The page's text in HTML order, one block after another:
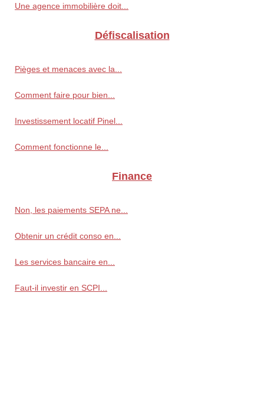
Une agence immobilière doit...
Défiscalisation
Pièges et menaces avec la...
Comment faire pour bien...
Investissement locatif Pinel...
Comment fonctionne le...
Finance
Non, les paiements SEPA ne...
Obtenir un crédit conso en...
Les services bancaire en...
Faut-il investir en SCPI...